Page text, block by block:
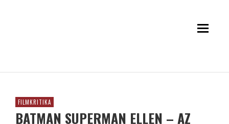
FILMKRITIKA
BATMAN SUPERMAN ELLEN – AZ